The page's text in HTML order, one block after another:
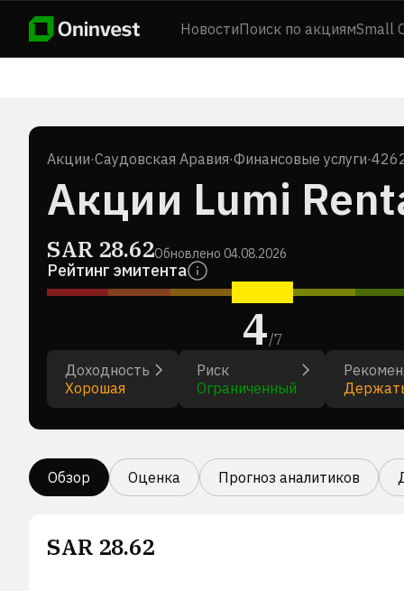
НовостиПоиск по акциямSmall
Акции·Саудовская Аравия·Финансовые услуги·
Акции Lumi
SAR 28.62Обновлено 04.08.2026
Рейтинг эмитента
4/7
Доходность
Хорошая
Риск
Ограниченный
Обзор Оценка Прогноз аналитиков
SAR 28.62